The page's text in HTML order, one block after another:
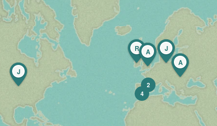
A
J
R A
2
4
J